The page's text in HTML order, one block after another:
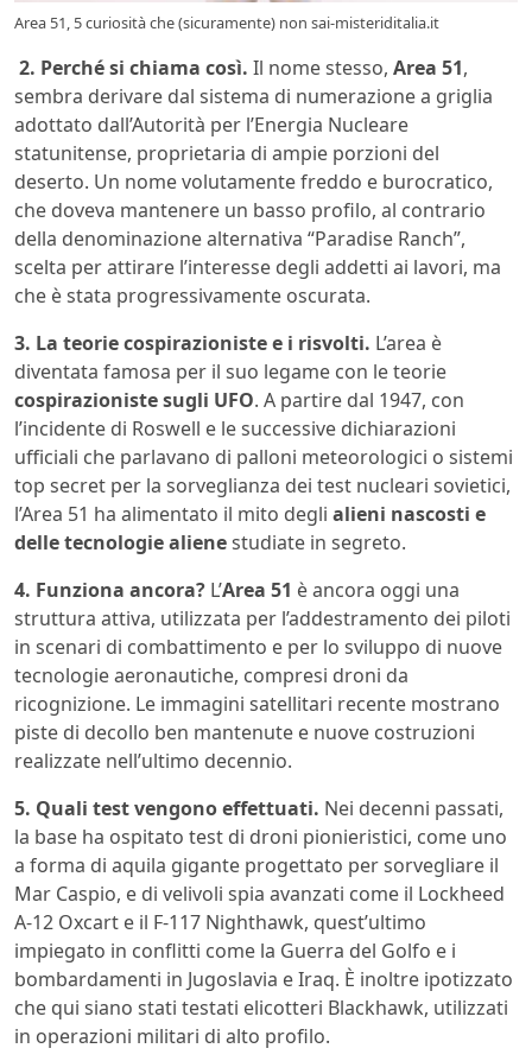
Area 51, 5 curiosità che (sicuramente) non sai-misteriditalia.it
2. Perché si chiama così. Il nome stesso, Area 51,
sembra derivare dal sistema di numerazione a griglia
adottato dall’Autorità per l’Energia Nucleare
statunitense, proprietaria di ampie porzioni del
deserto. Un nome volutamente freddo e burocratico,
che doveva mantenere un basso profilo, al contrario
della denominazione alternativa “Paradise Ranch”,
scelta per attirare l’interesse degli addetti ai lavori, ma
che è stata progressivamente oscurata.
3. La teorie cospirazioniste e i risvolti. L’area è
diventata famosa per il suo legame con le teorie
cospirazioniste sugli UFO. A partire dal 1947, con
l’incidente di Roswell e le successive dichiarazioni
ufficiali che parlavano di palloni meteorologici o sistemi
top secret per la sorveglianza dei test nucleari sovietici,
l’Area 51 ha alimentato il mito degli alieni nascosti e
delle tecnologie alienestudiate in segreto.
4. Funziona ancora? L’Area 51 è ancora oggi una
struttura attiva, utilizzata per l’addestramento dei piloti
in scenari di combattimento e per lo sviluppo di nuove
tecnologie aeronautiche, compresi droni da
ricognizione. Le immagini satellitari recente mostrano
piste di decollo ben mantenute e nuove costruzioni
realizzate nell’ultimo decennio.
5. Quali test vengono effettuati. Nei decenni passati,
la base ha ospitato test di droni pionieristici, come uno
a forma di aquila gigante progettato per sorvegliare il
Mar Caspio, e di velivoli spia avanzati come il Lockheed
A-12 Oxcart e il F-117 Nighthawk, quest’ultimo
impiegato in conflitti come la Guerra del Golfo e i
bombardamenti in Jugoslavia e Iraq. È inoltre ipotizzato
che qui siano stati testati elicotteri Blackhawk, utilizzati
in operazioni militari di alto profilo.